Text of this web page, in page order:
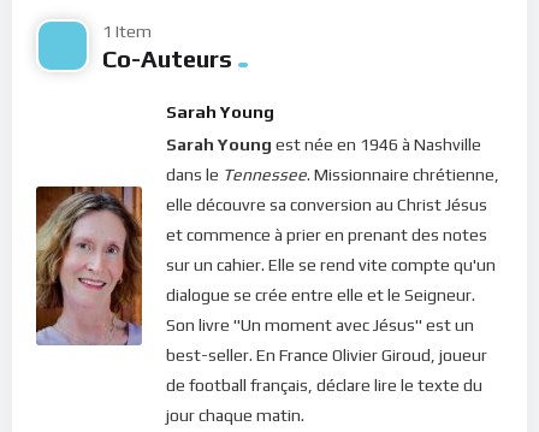
nourrit de l’amour divin. Quand nous sommes en présence,
nous tournons tacitement nos pensées vers le Christ et c’est
L’espace sacré qui nous entoure, nous transforme donc en un
canal de l’amour et de la joie de Dieu.
Bonne méditation.
Pour vous inscrire directement aux publications, veuillez
cliquer ici : [newsletter_button id=2 label=”S’abonner”
design=”twitter”]
Si vous voulez vous inscrire sur le site (afin d’être en mesure
de poster des commentaires) et pour les publications,
veuillez cliquer ici :Inscription
1 Item
Co-Auteurs
Sarah Young
Sarah Young est née en 1946 à Nashville
dans le Tennessee. Missionnaire chrétienne,
elle découvre sa conversion au Christ Jésus
et commence à prier en prenant des notes
sur un cahier. Elle se rend vite compte qu'un
dialogue se crée entre elle et le Seigneur.
Son livre "Un moment avec Jésus" est un
best-seller. En France Olivier Giroud, joueur
de football français, déclare lire le texte du
jour chaque matin.